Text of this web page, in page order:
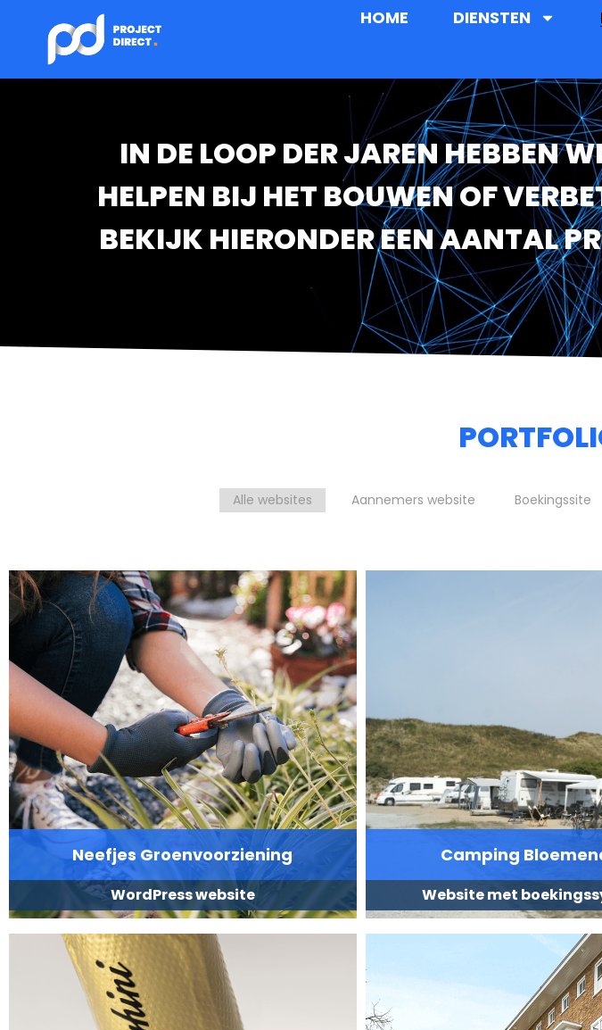
HOME DIENSTEN
IN DE LOOP DER JAREN HEBBEN
HELPEN BIJ HET BOUWEN OF
BEKIJK HIERONDER EEN AANTAL
Alle websites Aannemers website Boekingssite
Neefjes Groenvoorziening
WordPress website
Camping
Website met